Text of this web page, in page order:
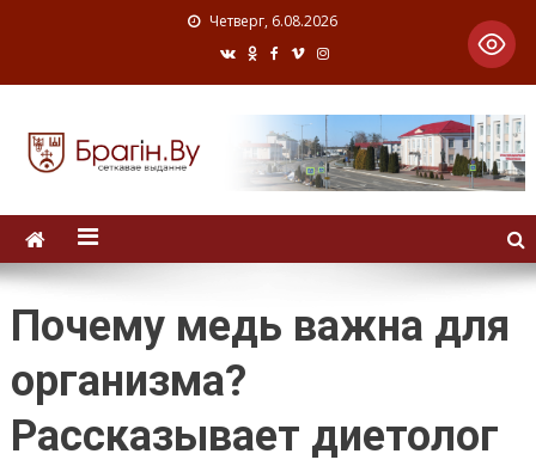
Четверг, 6.08.2026
Почему медь важна для
организма?
Рассказывает диетолог